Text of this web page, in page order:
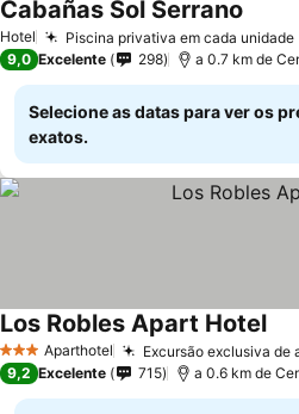
Hotel Piscina privativa em cada unidade
Cabañas Sol Serrano
9,0 Excelente 298 a 0.7 km de
Selecione as datas para ver os
exatos.
3 EstrelasAparthotel Excursão exclusiva de
Los Robles Apart Hotel
9,2 Excelente 715 a 0.6 km de